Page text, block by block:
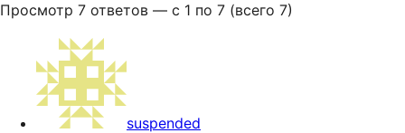
Просмотр 7 ответов — с 1 по 7 (всего 7)
suspended